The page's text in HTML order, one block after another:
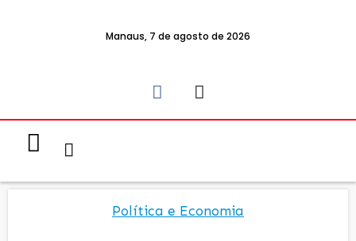
Manaus, 7 de agosto de 2026
Política e Economia